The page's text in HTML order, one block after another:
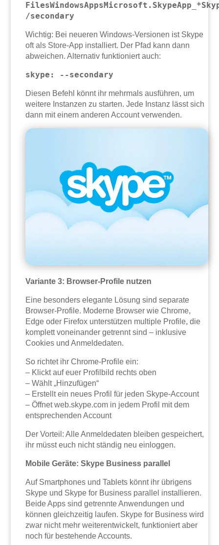
/secondary
Wichtig: Bei neueren Windows-Versionen ist Skype
oft als Store-App installiert. Der Pfad kann dann
abweichen. Alternativ funktioniert auch:
skype: --secondary
Diesen Befehl könnt ihr mehrmals ausführen, um
weitere Instanzen zu starten. Jede Instanz lässt sich
dann mit einem anderen Account verwenden.
Variante 3: Browser-Profile nutzen
Eine besonders elegante Lösung sind separate
Browser-Profile. Moderne Browser wie Chrome,
Edge oder Firefox unterstützen multiple Profile, die
komplett voneinander getrennt sind – inklusive
Cookies und Anmeldedaten.
So richtet ihr Chrome-Profile ein:
– Klickt auf euer Profilbild rechts oben
– Wählt „Hinzufügen“
– Erstellt ein neues Profil für jeden Skype-Account
– Öffnet web.skype.com in jedem Profil mit dem
entsprechenden Account
Der Vorteil: Alle Anmeldedaten bleiben gespeichert,
ihr müsst euch nicht ständig neu einloggen.
Mobile Geräte: Skype Business parallel
Auf Smartphones und Tablets könnt ihr übrigens
Skype und Skype for Business parallel installieren.
Beide Apps sind getrennte Anwendungen und
können gleichzeitig laufen. Skype for Business wird
zwar nicht mehr weiterentwickelt, funktioniert aber
noch für bestehende Accounts.